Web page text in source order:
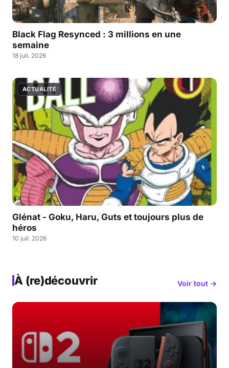
Black Flag Resynced : 3 millions en une
semaine
18 juil. 2026
ACTUALITÉ
Glénat - Goku, Haru, Guts et toujours plus de
héros
10 juil. 2026
À (re)découvrir Voir tout →